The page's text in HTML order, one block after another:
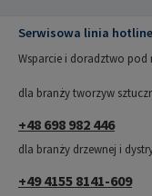
Serwisowa linia hotline
Wsparcie i doradztwo pod
dla branży tworzyw
+48 698 982 446
dla branży drzewnej i
+49 4155 8141-609